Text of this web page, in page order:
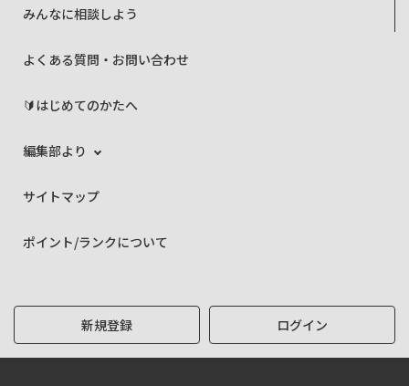
みんなに相談しよう
よくある質問・お問い合わせ
🔰はじめてのかたへ
編集部より
サイトマップ
ポイント/ランクについて
新規登録 ログイン